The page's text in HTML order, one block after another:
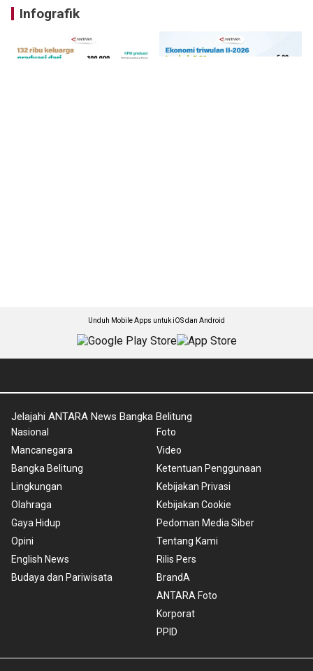
Infografik
Unduh Mobile Apps untuk iOS dan Android
Jelajahi ANTARA News Bangka Belitung
Nasional
Mancanegara
Bangka Belitung
Lingkungan
Olahraga
Gaya Hidup
Opini
English News
Budaya dan Pariwisata
Foto
Video
Ketentuan Penggunaan
Kebijakan Privasi
Kebijakan Cookie
Pedoman Media Siber
Tentang Kami
Rilis Pers
BrandA
ANTARA Foto
Korporat
PPID